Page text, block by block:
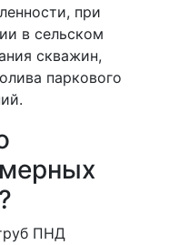
при
в сельском
скважин,
паркового
ПНД